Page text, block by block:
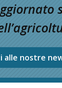
alle nostre